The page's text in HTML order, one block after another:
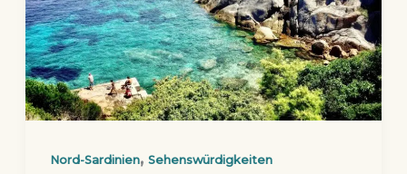
Nord-Sardinien,Sehenswürdigkeiten